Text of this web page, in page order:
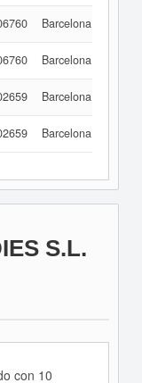
Barcelona
Barcelona
Barcelona
Barcelona
S.L.
con 10